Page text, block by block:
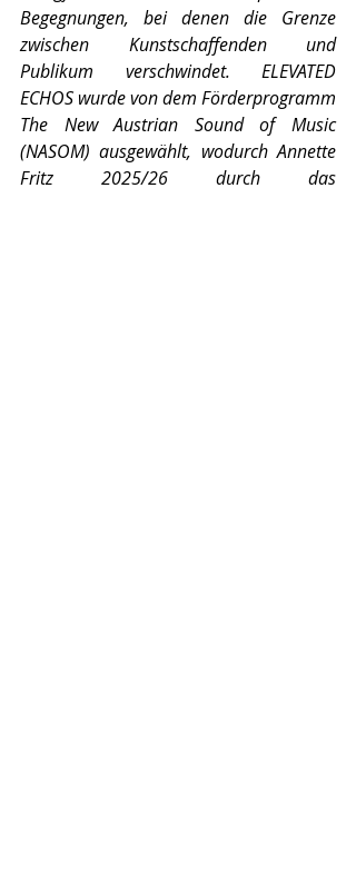
Begegnungen, bei denen die Grenze
zwischen Kunstschaffenden und
Publikum verschwindet. ELEVATED
ECHOS wurde von dem Förderprogramm
The New Austrian Sound of Music
(NASOM) ausgewählt, wodurch Annette
Fritz 2025/26 durch das